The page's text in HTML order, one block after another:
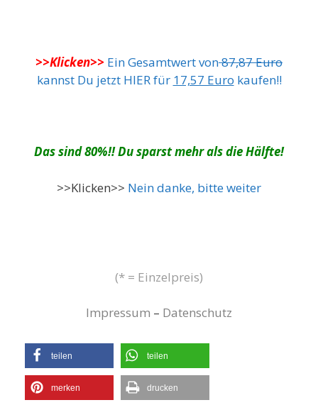
>>Klicken>> Ein Gesamtwert von87,87 Euro
kannst Du jetzt HIER für 17,57 Euro kaufen!!
Das sind 80%!! Du sparst mehr als die Hälfte!
>>Klicken>> Nein danke, bitte weiter
(* = Einzelpreis)
Impressum – Datenschutz
teilen teilen
merken drucken